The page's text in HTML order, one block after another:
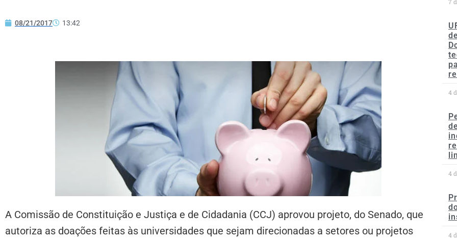
08/21/2017 13:42
A Comissão de Constituição e Justiça e de Cidadania (CCJ) aprovou projeto, do Senado, que
autoriza as doações feitas às universidades que sejam direcionadas a setores ou projetos
4
4
4